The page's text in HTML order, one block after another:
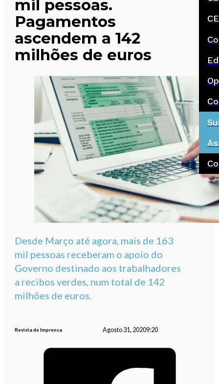
mil pessoas.
Pagamentos
ascendem a 142
milhões de euros
Desde Março até agora, mais de 163
mil pessoas receberam o apoio do
Governo destinado aos trabalhadores
a recibos verdes, num total de 142
milhões de euros.
Revista de Imprensa Agosto 31, 20209:20